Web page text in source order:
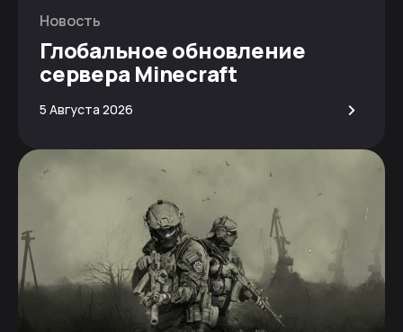
Новость
Глобальное обновление
сервера Minecraft
5 Августа 2026 >